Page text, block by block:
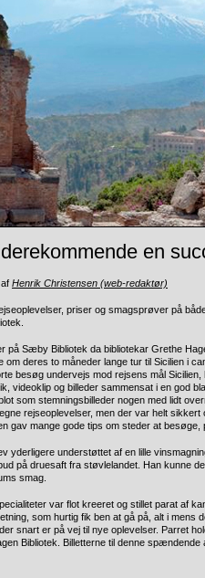
en
Henrik Christensen (web-redaktør)
priser og smagsprøver på
på Sæby Bibliotek da bibliotekar Grethe
deres to måneder lange tur til Sicilien i
besøg undervejs mod rejsens mål
videoklip og billeder sammensat i en god
som stemningsbilleder nogen med lidt
rejseoplevelser, men der var helt
gav mange gode tips om steder at besøge,
yderligere understøttet af en lille
på druesaft fra støvlelandet. Han kunne
smag.
var flot kreeret og stillet parat af
som hurtig fik ben at gå på, alt i mens
snart er på vej til nye oplevelser. Parret
Bibliotek. Billetterne til denne spændende